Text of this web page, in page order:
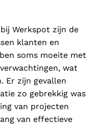
Werkspot zijn de
klanten en
soms moeite met
wat
Er zijn gevallen
zo gebrekkig was
van projecten
van effectieve